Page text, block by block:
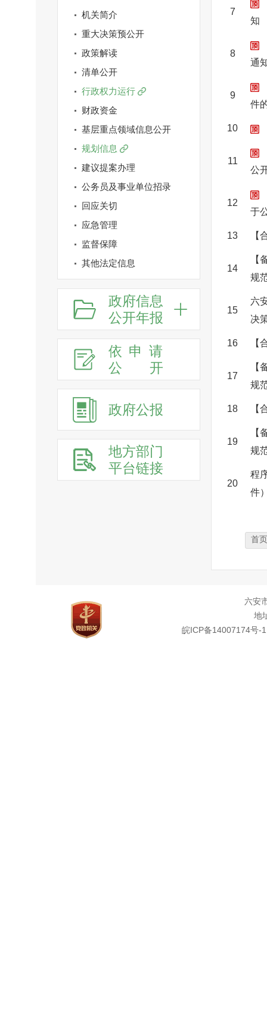
机关简介
重大决策预公开
政策解读
清单公开
行政权力运行
财政资金
基层重点领域信息公开
规划信息
建议提案办理
公务员及事业单位招录
回应关切
应急管理
监督保障
其他法定信息
政府信息
公开年报
依申请
公
开
政府公报
地方部门
平台链接
7
知
8
通
9
件
10
11
公
12
于
13 【
14
【
规
15
六
决
16 【
17
【
规
18 【
19
【
规
20
程
件
首页
六安
地
皖ICP备14007174号-1